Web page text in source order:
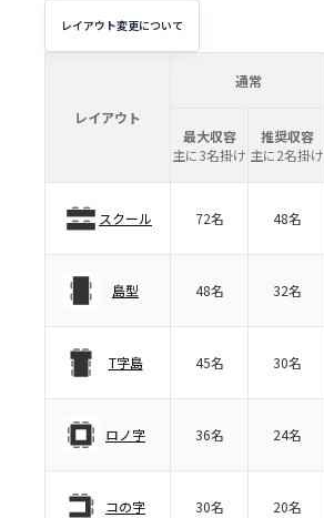
レイアウト変更について
レイアウト
通常
最大収容
主に3名掛け
推奨収容
主に2名掛け
スクール 72名 48名
島型 48名 32名
T字島 45名 30名
ロノ字 36名 24名
コの字 30名 20名